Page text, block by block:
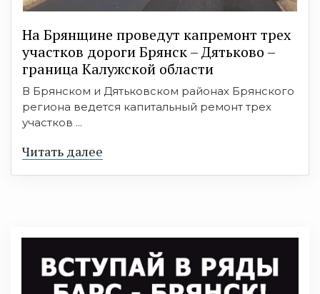
На Брянщине проведут капремонт трех
участков дороги Брянск – Дятьково –
граница Калужской области
В Брянском и Дятьковском районах Брянского
региона ведется капитальный ремонт трех
участков ...
Читать далее